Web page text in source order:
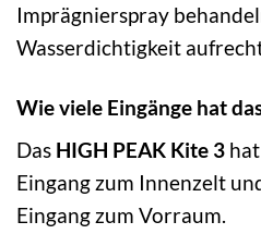
Imprägnierspray
Wasserdichtigkeit
Wie viele Eingänge hat
Das HIGH PEAK Kite 3
Eingang zum Innenzelt
Eingang zum Vorraum.